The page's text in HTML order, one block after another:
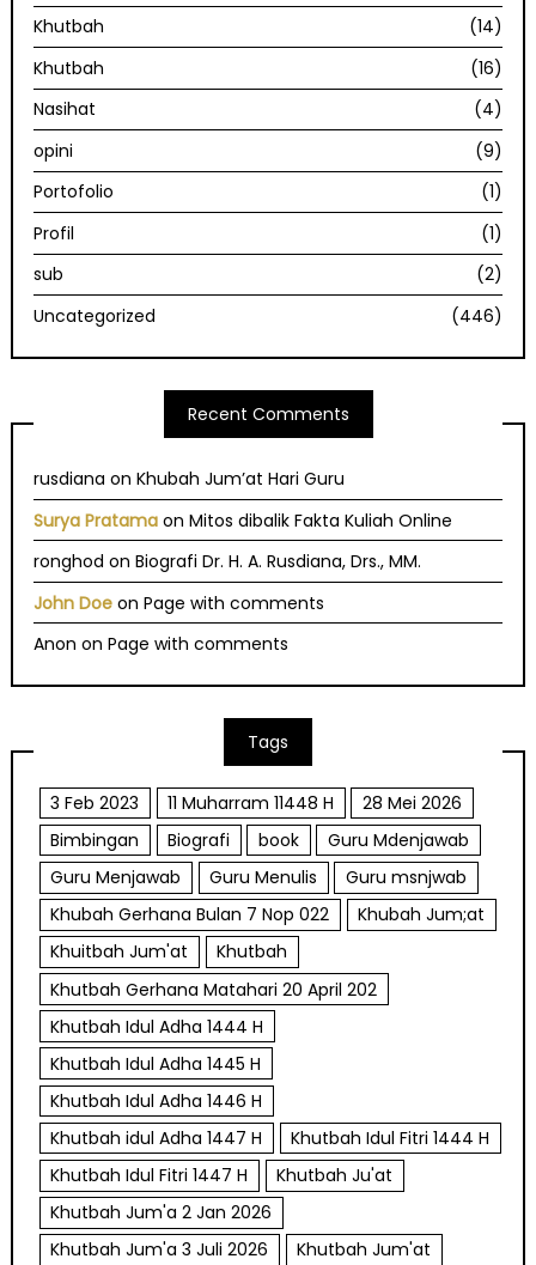
Khutbah
(14)
Khutbah
(16)
Nasihat
(4)
opini
(9)
Portofolio
(1)
Profil
(1)
sub
(2)
Uncategorized
(446)
Recent Comments
rusdiana onKhubah Jum’at Hari Guru
Surya Pratama onMitos dibalik Fakta Kuliah Online
ronghod onBiografi Dr. H. A. Rusdiana, Drs., MM.
John Doe onPage with comments
Anon onPage with comments
Tags
3 Feb 2023 11 Muharram 11448 H
28 Mei 2026
Bimbingan
Biografi book
Guru Mdenjawab
Guru Menjawab
Guru Menulis
Guru msnjwab
Khubah Gerhana Bulan 7 Nop 022
Khubah Jum;at
Khuitbah Jum'at
Khutbah
Khutbah Gerhana Matahari 20 April 202
Khutbah Idul Adha 1444 H
Khutbah Idul Adha 1445 H
Khutbah Idul Adha 1446 H
Khutbah idul Adha 1447 H
Khutbah Idul Fitri 1444 H
Khutbah Idul Fitri 1447 H
Khutbah Ju'at
Khutbah Jum'a 2 Jan 2026
Khutbah Jum'a 3 Juli 2026
Khutbah Jum'at